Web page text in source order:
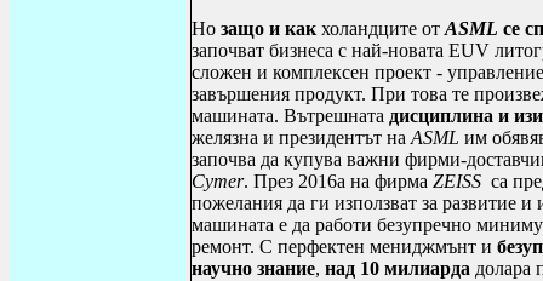
Но защо и какхоландците отASML се
започват бизнеса с най-новата EUV
сложен и комплексен проект -
завършения продукт. При това те
машината. Вътрешната дисциплина и
желязна и президентът наASML им
започва да купува важни фирми-
Cymer. През 2016а на фирма ZEISS са
пожелания да ги използват за развитие и
машината е да работи безупречно
ремонт. С перфектен мениджмънт и
научно знание, над 10 милиарда долара